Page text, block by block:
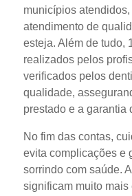
municípios
atendimento de
esteja. Além de tudo,
realizados pelos
verificados pelos
qualidade,
prestado e a garantia
No fim das contas,
evita complicações e
sorrindo com saúde.
significam muito